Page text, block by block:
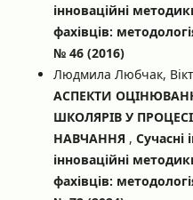
інноваційні
фахівців:
№ 46 (2016)
Людмила Любчак,
АСПЕКТИ
ШКОЛЯРІВ У
НАВЧАННЯ , Сучасні
інноваційні
фахівців: